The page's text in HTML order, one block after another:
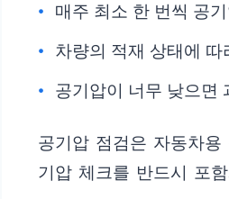
매주 최소 한 번씩 공
차량의 적재 상태에
공기압이 너무 낮으면
공기압 점검은 자동차
기압 체크를 반드시 포